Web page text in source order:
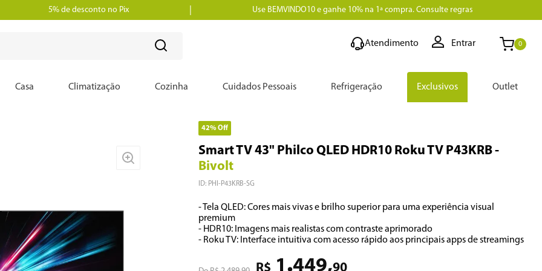
5% de desconto no Pix Use BEMVINDO10 e ganhe 10% na 1ª compra. Consulte regras
Atendimento Entrar 0
Casa Climatização Cozinha Cuidados Pessoais Refrigeração Exclusivos Outlet
42%Off
Smart TV 43" Philco QLED HDR10 Roku TV P43KRB-
Bivolt
ID: PHI-P43KRB-SG
- Tela QLED: Cores mais vivas e brilho superior para uma experiência visual
premium
- HDR10: Imagens mais realistas com contraste aprimorado
- Roku TV: Interface intuitiva com acesso rápido aos principais apps de streamings
1 .449,